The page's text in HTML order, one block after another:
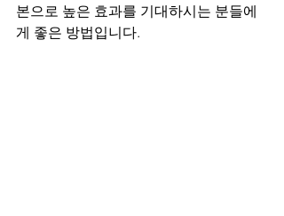
본으로 높은 효과를 기대하시는 분들에
게 좋은 방법입니다.